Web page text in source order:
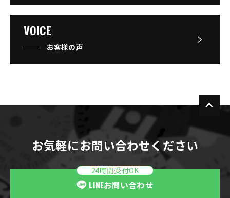
VOICE
お客様の声
お気軽にお問い合わせください
24時間受付OK
LINEお問い合わせ